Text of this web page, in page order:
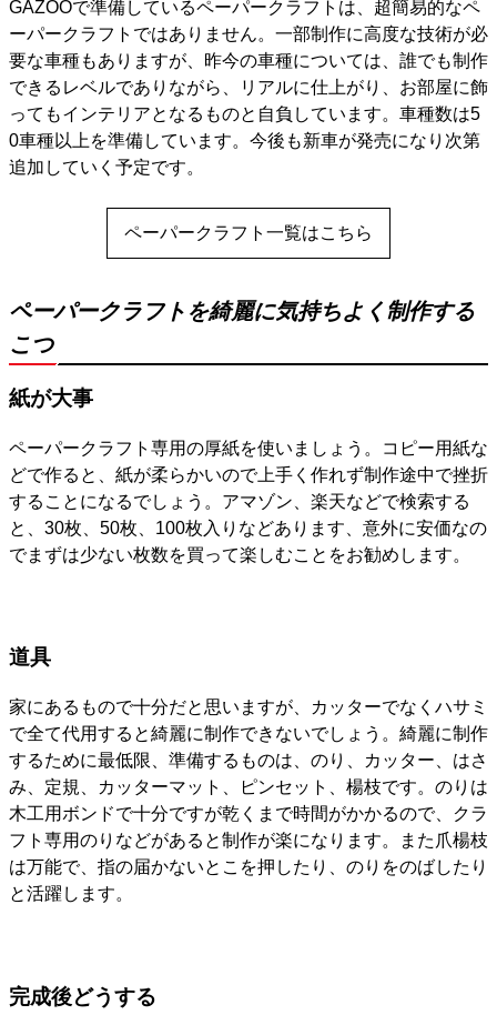
GAZOOで準備しているペーパークラフトは、超簡易的なペ
ーパークラフトではありません。一部制作に高度な技術が必
要な車種もありますが、昨今の車種については、誰でも制作
できるレベルでありながら、リアルに仕上がり、お部屋に飾
ってもインテリアとなるものと自負しています。車種数は5
0車種以上を準備しています。今後も新車が発売になり次第
追加していく予定です。
ペーパークラフト一覧はこちら
ペーパークラフトを綺麗に気持ちよく制作する
こつ
紙が大事
ペーパークラフト専用の厚紙を使いましょう。コピー用紙な
どで作ると、紙が柔らかいので上手く作れず制作途中で挫折
することになるでしょう。アマゾン、楽天などで検索する
と、30枚、50枚、100枚入りなどあります、意外に安価なの
でまずは少ない枚数を買って楽しむことをお勧めします。
道具
家にあるもので十分だと思いますが、カッターでなくハサミ
で全て代用すると綺麗に制作できないでしょう。綺麗に制作
するために最低限、準備するものは、のり、カッター、はさ
み、定規、カッターマット、ピンセット、楊枝です。のりは
木工用ボンドで十分ですが乾くまで時間がかかるので、クラ
フト専用のりなどがあると制作が楽になります。また爪楊枝
は万能で、指の届かないとこを押したり、のりをのばしたり
と活躍します。
完成後どうする